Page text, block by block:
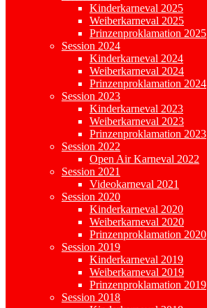
Kinderkarneval 2025
Weiberkarneval 2025
Prinzenproklamation 2025
Session 2024
Kinderkarneval 2024
Weiberkarneval 2024
Prinzenproklamation 2024
Session 2023
Kinderkarneval 2023
Weiberkarneval 2023
Prinzenproklamation 2023
Session 2022
Open Air Karneval 2022
Session 2021
Videokarneval 2021
Session 2020
Kinderkarneval 2020
Weiberkarneval 2020
Prinzenproklamation 2020
Session 2019
Kinderkarneval 2019
Weiberkarneval 2019
Prinzenproklamation 2019
Session 2018